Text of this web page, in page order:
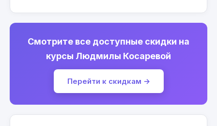
Смотрите все доступные скидки на
курсы Людмилы Косаревой
Перейти к скидкам →